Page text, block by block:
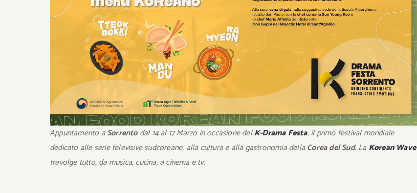
Appuntamento aSorrentodal 14 al 17 Marzo in occasione delK-Drama Festa, il primo festival mondiale
dedicato alle serie televisive sudcoreane, alla cultura e alla gastronomia dellaCorea del Sud. LaKorean Wave
travolge tutto, da musica, cucina, a cinema e tv.